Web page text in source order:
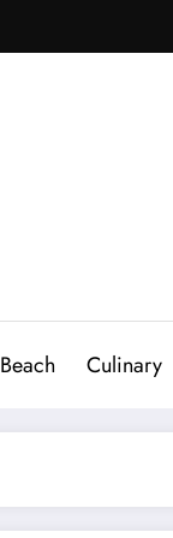
Beach Culinary